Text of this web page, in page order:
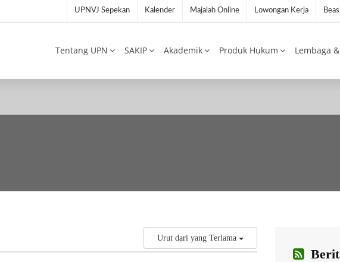
UPNVJ Sepekan Kalender Majalah Online Lowongan Kerja
Tentang UPN SAKIP Akademik Produk Hukum Lembaga
Urut dari yang Terlama